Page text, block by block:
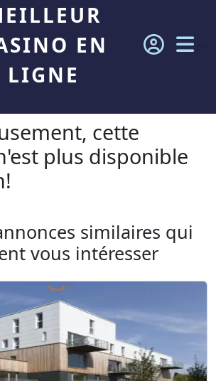
EN
LIGNE
cette
plus disponible
similaires qui
vous intéresser